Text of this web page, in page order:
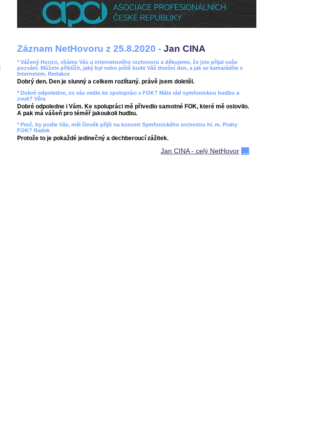
Záznam NetHovoru z 25.8.2020 - Jan CINA
* Vážený Honzo, vítáme Vás u internetového rozhovoru a děkujeme, že jste přijal naše
pozvání. Můžete přiblížit, jaký byl nebo ještě bude Váš dnešní den, a jak se kamarádíte s
Internetem. Redakce
Dobrý den. Den je slunný a celkem rozlítaný. právě jsem doletěl.
* Dobré odpoledne, co vás vedlo ke spolupráci s FOK? Máte rád symfonickou hudbu a
zvuk? Věra
Dobré odpoledne i Vám. Ke spolupráci mě přivedlo samotné FOK, které mě oslovilo.
A pak má vášeň pro téměř jakoukoli hudbu.
* Proč, by podle Vás, měl člověk přijít na koncert Symfonického orchestru hl. m. Prahy
FOK? Radek
Protože to je pokaždé jedinečný a dechberoucí zážitek.
Jan CINA - celý NetHovor